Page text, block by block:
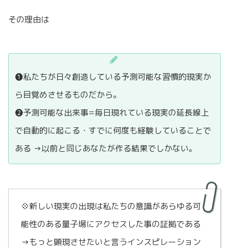
その理由は
❶私たちが日々創造している予測可能な習慣的現実か
ら目覚めさせるものだから。
❷予測可能な出来事=毎日現れている現実の延長線上
で自動的に起こる・すでに何度も経験していることで
ある →以前と同じあなたが作る結果でしかない。
💠新しい現実の出現は私たちの意識があらゆる可
能性のある量子場にアクセスした事の証拠である
→もっと顕現させたいと言うインスピレーション